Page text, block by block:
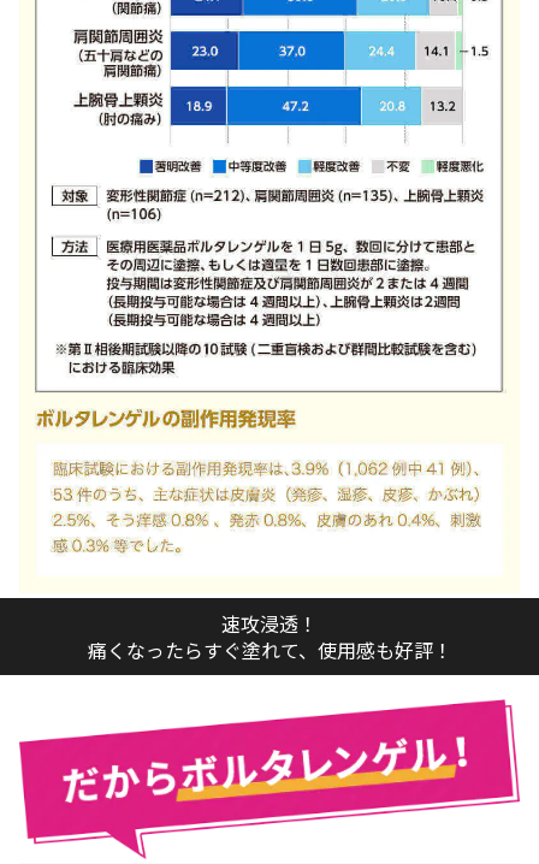
速攻浸透！
痛くなったらすぐ塗れて、使用感も好評！